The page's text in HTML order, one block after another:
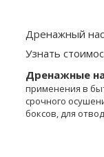
Дренажный
Узнать
Дренажные
применения в
срочного
боксов, для